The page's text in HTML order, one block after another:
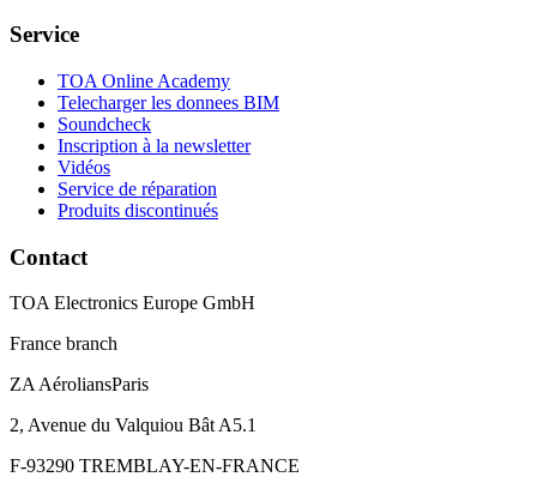
Service
TOA Online Academy
Telecharger les donnees BIM
Soundcheck
Inscription à la newsletter
Vidéos
Service de réparation
Produits discontinués
Contact
TOA Electronics Europe GmbH
France branch
ZA AéroliansParis
2, Avenue du Valquiou Bât A5.1
F-93290 TREMBLAY-EN-FRANCE